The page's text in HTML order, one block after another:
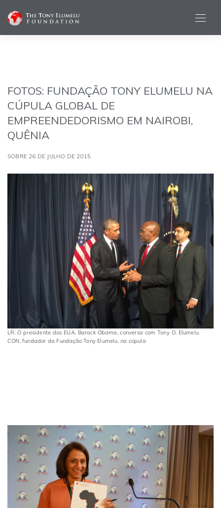
FOTOS: FUNDAÇÃO TONY ELUMELU NA
CÚPULA GLOBAL DE
EMPREENDEDORISMO EM NAIROBI,
QUÊNIA
SOBRE 26 DE JULHO DE 2015
LR: O presidente dos EUA, Barack Obama, conversa com Tony O. Elumelu
CON, fundador da Fundação Tony Elumelu, na cúpula